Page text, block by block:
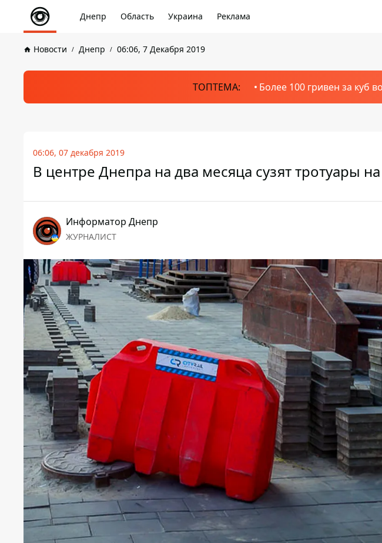
Днепр Область Украина Реклама
Новости Днепр 06:06, 7 Декабря 2019
ТОПТЕМА: Более 100 гривен за куб
06:06, 07 декабря 2019
В центре Днепра на два месяца сузят тротуары
Информатор Днепр
ЖУРНАЛИСТ